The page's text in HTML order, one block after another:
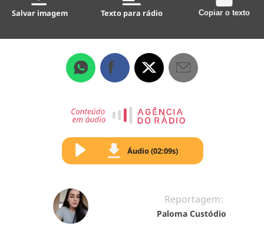
Salvar imagem Texto para rádio Copiar o texto
Áudio (02:09s)
Reportagem:
Paloma Custódio